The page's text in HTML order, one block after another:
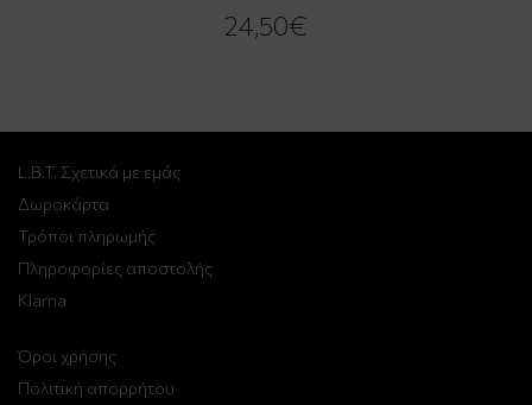
24,50€
L.B.T. Σχετικά με εμάς
Δωροκάρτα
Τρόποι πληρωμής
Πληροφορίες αποστολής
Klarna
Όροι χρήσης
Πολιτική απορρήτου